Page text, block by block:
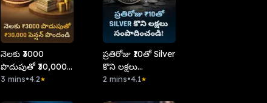
నెలకు ₹3000
పొదుపుతో ₹30,000
పెన్షన్ పొందండి
3 mins•4.2★
ప్రతిరోజు ₹10తో Silver
కొని లక్షలు
సంపాదించండి!
2 mins•4.1★